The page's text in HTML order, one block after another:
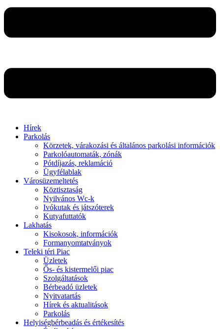
Hírek
Parkolás
Körzetek, várakozási és általános parkolási információk
Parkolóautomaták, zónák
Pótdíjazás, reklamáció
Ügyfélablak
Városüzemeltetés
Köztisztaság
Nyilvános Wc-k
Ivókutak és játszóterek
Kutyafuttatók
Lakhatás
Kisokosok, információk
Formanyomtatványok
Teleki téri Piac
Üzletek
Ős- és kistermelői piac
Szolgáltatások
Bérbeadó üzletek
Nyitvatartás
Hírek és aktualitások
Parkolás
Helyiségbérbeadás és értékesítés